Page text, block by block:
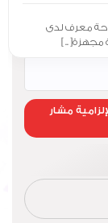
معرف لدى
مجهزة[ .. ]
مشار